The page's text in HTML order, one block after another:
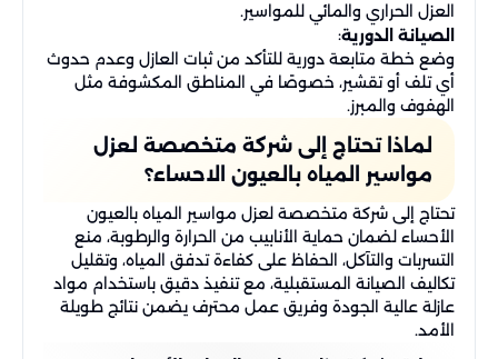
العزل الحراري والمائي للمواسير.
الصيانة الدورية:
وضع خطة متابعة دورية للتأكد من ثبات العازل وعدم حدوث
أي تلف أو تقشير، خصوصًا في المناطق المكشوفة مثل
الهفوف والمبرز.
لماذا تحتاج إلى شركة متخصصة لعزل
مواسير المياه بالعيون الاحساء؟
تحتاج إلى شركة متخصصة لعزل مواسير المياه بالعيون
الأحساء لضمان حماية الأنابيب من الحرارة والرطوبة، منع
التسربات والتآكل، الحفاظ على كفاءة تدفق المياه، وتقليل
تكاليف الصيانة المستقبلية، مع تنفيذ دقيق باستخدام مواد
عازلة عالية الجودة وفريق عمل محترف يضمن نتائج طويلة
الأمد.